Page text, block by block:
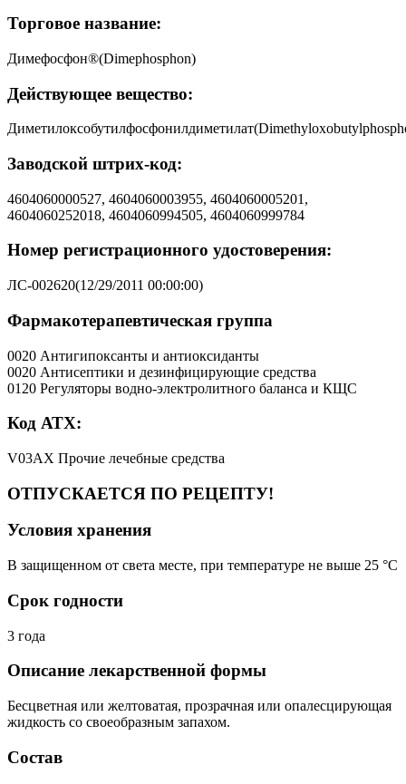
Торговое название:
Димефосфон®(Dimephosphon)
Действующее вещество:
Заводской штрих-код:
4604060000527, 4604060003955, 4604060005201,
4604060252018, 4604060994505, 4604060999784
Номер регистрационного удостоверения:
ЛС-002620(12/29/2011 00:00:00)
Фармакотерапевтическая группа
0020 Антигипоксанты и антиоксиданты
0020 Антисептики и дезинфицирующие средства
0120 Регуляторы водно-электролитного баланса и КЩС
Код АТХ:
V03AX Прочие лечебные средства
ОТПУСКАЕТСЯ ПО РЕЦЕПТУ!
Условия хранения
В защищенном от света месте, при температуре не выше 25 °C
Срок годности
3 года
Описание лекарственной формы
Бесцветная или желтоватая, прозрачная или опалесцирующая
жидкость со своеобразным запахом.
Состав